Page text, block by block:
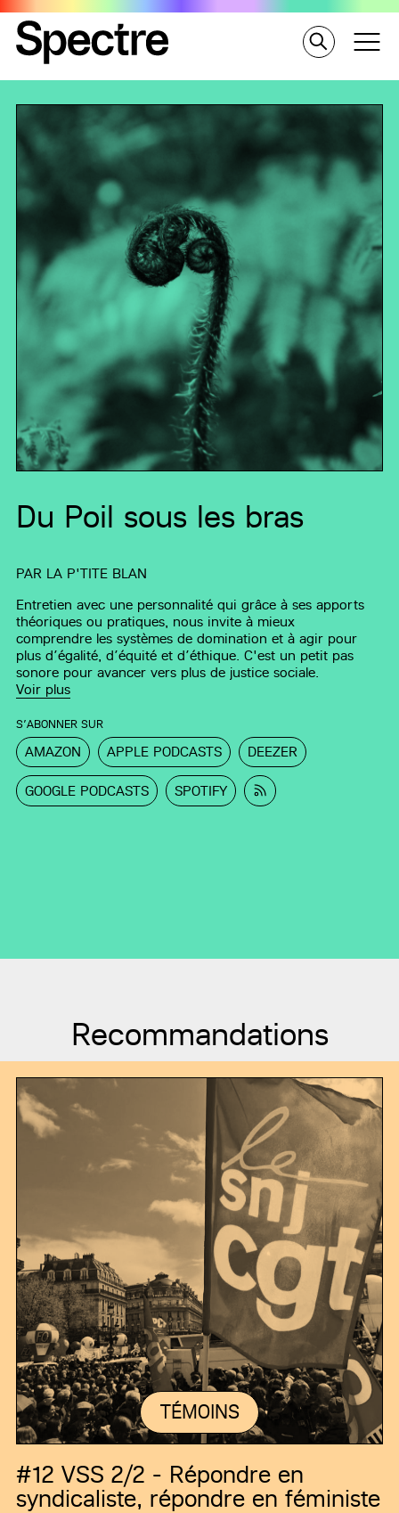
Du Poil sous les bras
PAR LA P'TITE BLAN
Entretien avec une personnalité qui grâce à ses apports
théoriques ou pratiques, nous invite à mieux
comprendre les systèmes de domination et à agir pour
plus d’égalité, d’équité et d’éthique. C'est un petit pas
sonore pour avancer vers plus de justice sociale.
Voir plus
S’ABONNER SUR
AMAZON APPLE PODCASTS DEEZER
GOOGLE PODCASTS SPOTIFY
Recommandations
TÉMOINS
#12 VSS 2/2 - Répondre en
syndicaliste, répondre en féministe